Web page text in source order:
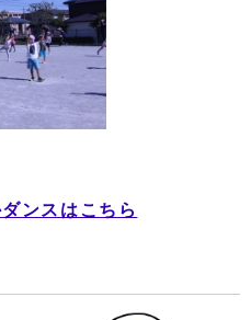
ンスはこちら